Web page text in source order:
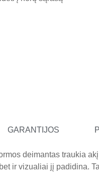
GARANTIJOS
deimantas traukia
ir vizualiai jį padidina.